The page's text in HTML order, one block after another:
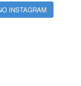
INSTAGRAM